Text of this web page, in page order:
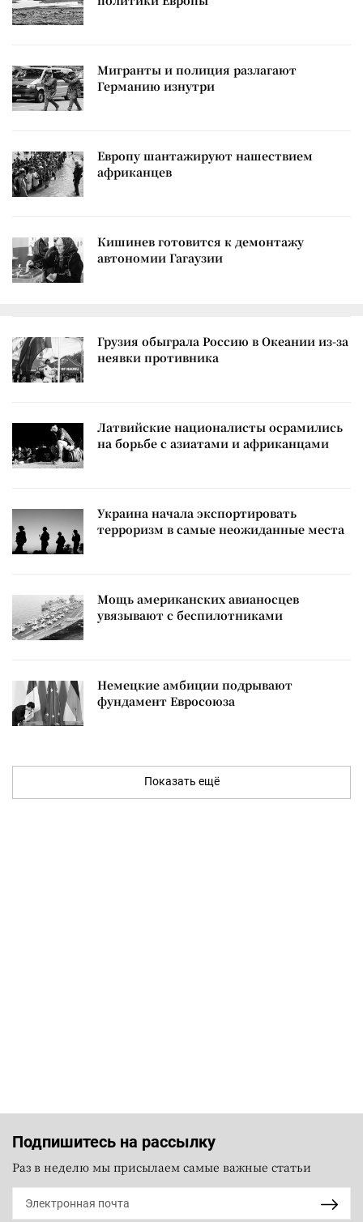
Мигранты и полиция разлагают
Германию изнутри
Европу шантажируют нашествием
африканцев
Кишинев готовится к демонтажу
автономии Гагаузии
Грузия обыграла Россию в Океании из-за
неявки противника
Латвийские националисты осрамились
на борьбе с азиатами и африканцами
Украина начала экспортировать
терроризм в самые неожиданные места
Мощь американских авианосцев
увязывают с беспилотниками
Немецкие амбиции подрывают
фундамент Евросоюза
Показать ещё
Подпишитесь на рассылку
Раз в неделю мы присылаем самые важные статьи